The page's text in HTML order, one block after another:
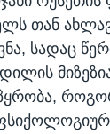
თან
სადაც